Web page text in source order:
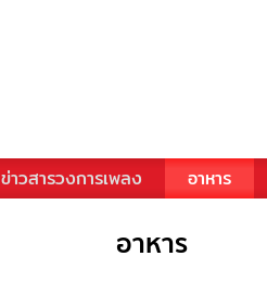
ข่าวสารวงการเพลง อาหาร
อาหาร